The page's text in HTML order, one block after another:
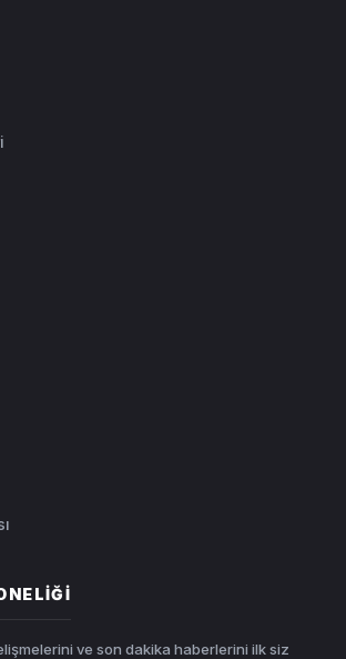
ve son dakika haberlerini ilk siz